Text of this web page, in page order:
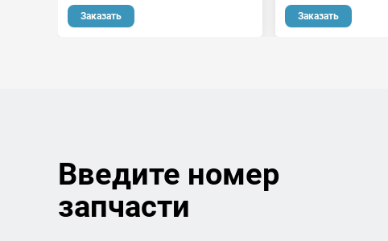
Заказать Заказать
Введите номер
запчасти